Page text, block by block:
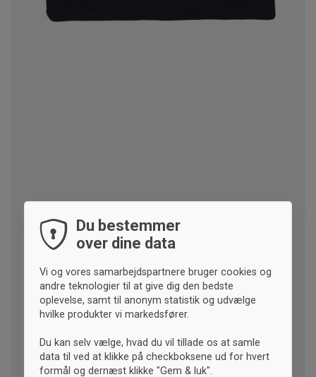
Du bestemmer
over dine data
Vi og vores samarbejdspartnere bruger cookies og
andre teknologier til at give dig den bedste
oplevelse, samt til anonym statistik og udvælge
hvilke produkter vi markedsfører.
Du kan selv vælge, hvad du vil tillade os at samle
data til ved at klikke på checkboksene ud for hvert
formål og dernæst klikke "Gem & luk".